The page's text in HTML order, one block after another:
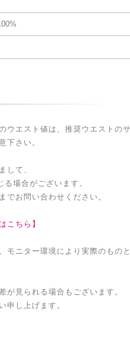
エスト値は、推奨ウエストのサ
下さい。
して、
場合がございます。
でお問い合わせください。
こちら】
モニター環境により実際のもの
見られる場合もございます。
申し上げます。